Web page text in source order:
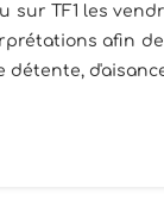
sur TF1 les
afin
détente,